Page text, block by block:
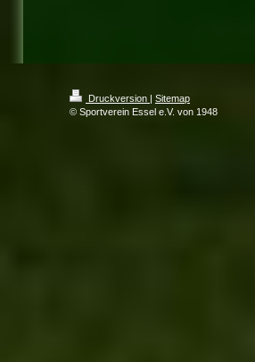
Druckversion | Sitemap
© Sportverein Essel e.V. von 1948